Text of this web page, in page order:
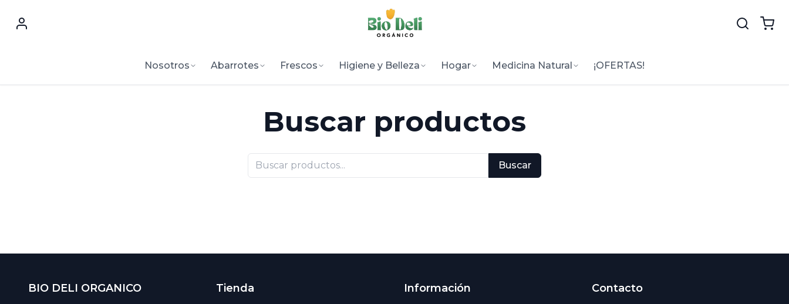
Nosotros Abarrotes Frescos Higiene y Belleza Hogar Medicina Natural ¡OFERTAS!
Buscar productos
Buscar
BIO DELI ORGANICO Tienda Información Contacto